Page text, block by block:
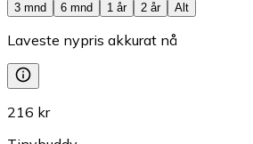
3 mnd
6 mnd 1 år 2 år Alt
Laveste nypris akkurat nå
216 kr